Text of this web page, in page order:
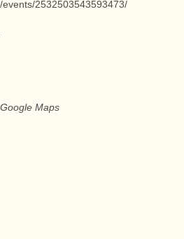
2532503543593473/
Maps